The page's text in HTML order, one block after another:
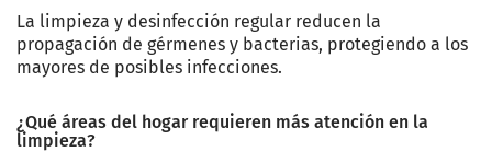
La limpieza y desinfección regular reducen la
propagación de gérmenes y bacterias, protegiendo a los
mayores de posibles infecciones.
¿Qué áreas del hogar requieren más atención en la
limpieza?